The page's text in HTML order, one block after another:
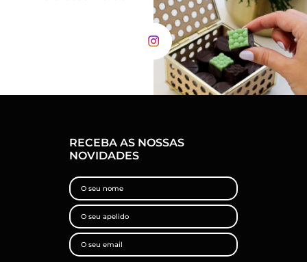
RECEBA AS NOSSAS
NOVIDADES